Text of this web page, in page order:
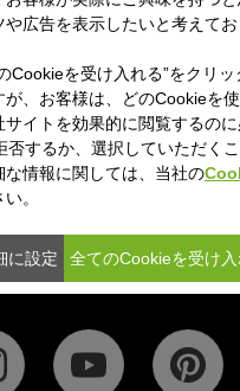
1 2 3
や広告を表示したいと考えて
Cookieを受け入れる”をクリ
が、お客様は、どのCookieを
サイトを効果的に閲覧するの
否するか、選択していただく
な情報に関しては、当社の
。
に設定 全てのCookieを受け